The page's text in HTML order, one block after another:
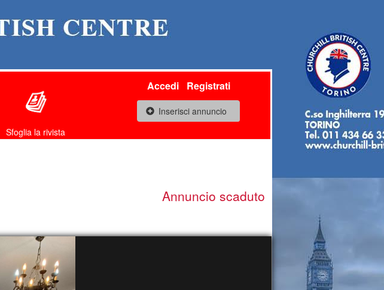
Sfoglia la rivista
Accedi Registrati
Inserisci annuncio
Annuncio scaduto